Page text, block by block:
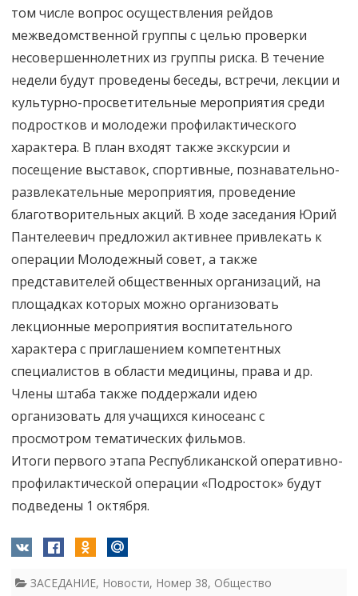
том числе вопрос осуществления рейдов
межведомственной группы с целью проверки
несовершеннолетних из группы риска. В течение
недели будут проведены беседы, встречи, лекции и
культурно-просветительные мероприятия среди
подростков и молодежи профилактического
характера. В план входят также экскурсии и
посещение выставок, спортивные, познавательно-
развлекательные мероприятия, проведение
благотворительных акций. В ходе заседания Юрий
Пантелеевич предложил активнее привлекать к
операции Молодежный совет, а также
представителей общественных организаций, на
площадках которых можно организовать
лекционные мероприятия воспитательного
характера с приглашением компетентных
специалистов в области медицины, права и др.
Члены штаба также поддержали идею
организовать для учащихся киносеанс с
просмотром тематических фильмов.
Итоги первого этапа Республиканской оперативно-
профилактической операции «Подросток» будут
подведены 1 октября.
ЗАСЕДАНИЕ, Новости, Номер 38, Общество